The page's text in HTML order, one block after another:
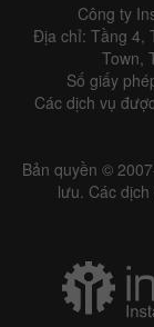
Công ty
Địa chỉ: Tầng 4,
Town,
Số giấy
Các dịch vụ
Bản quyền ©
lưu. Các